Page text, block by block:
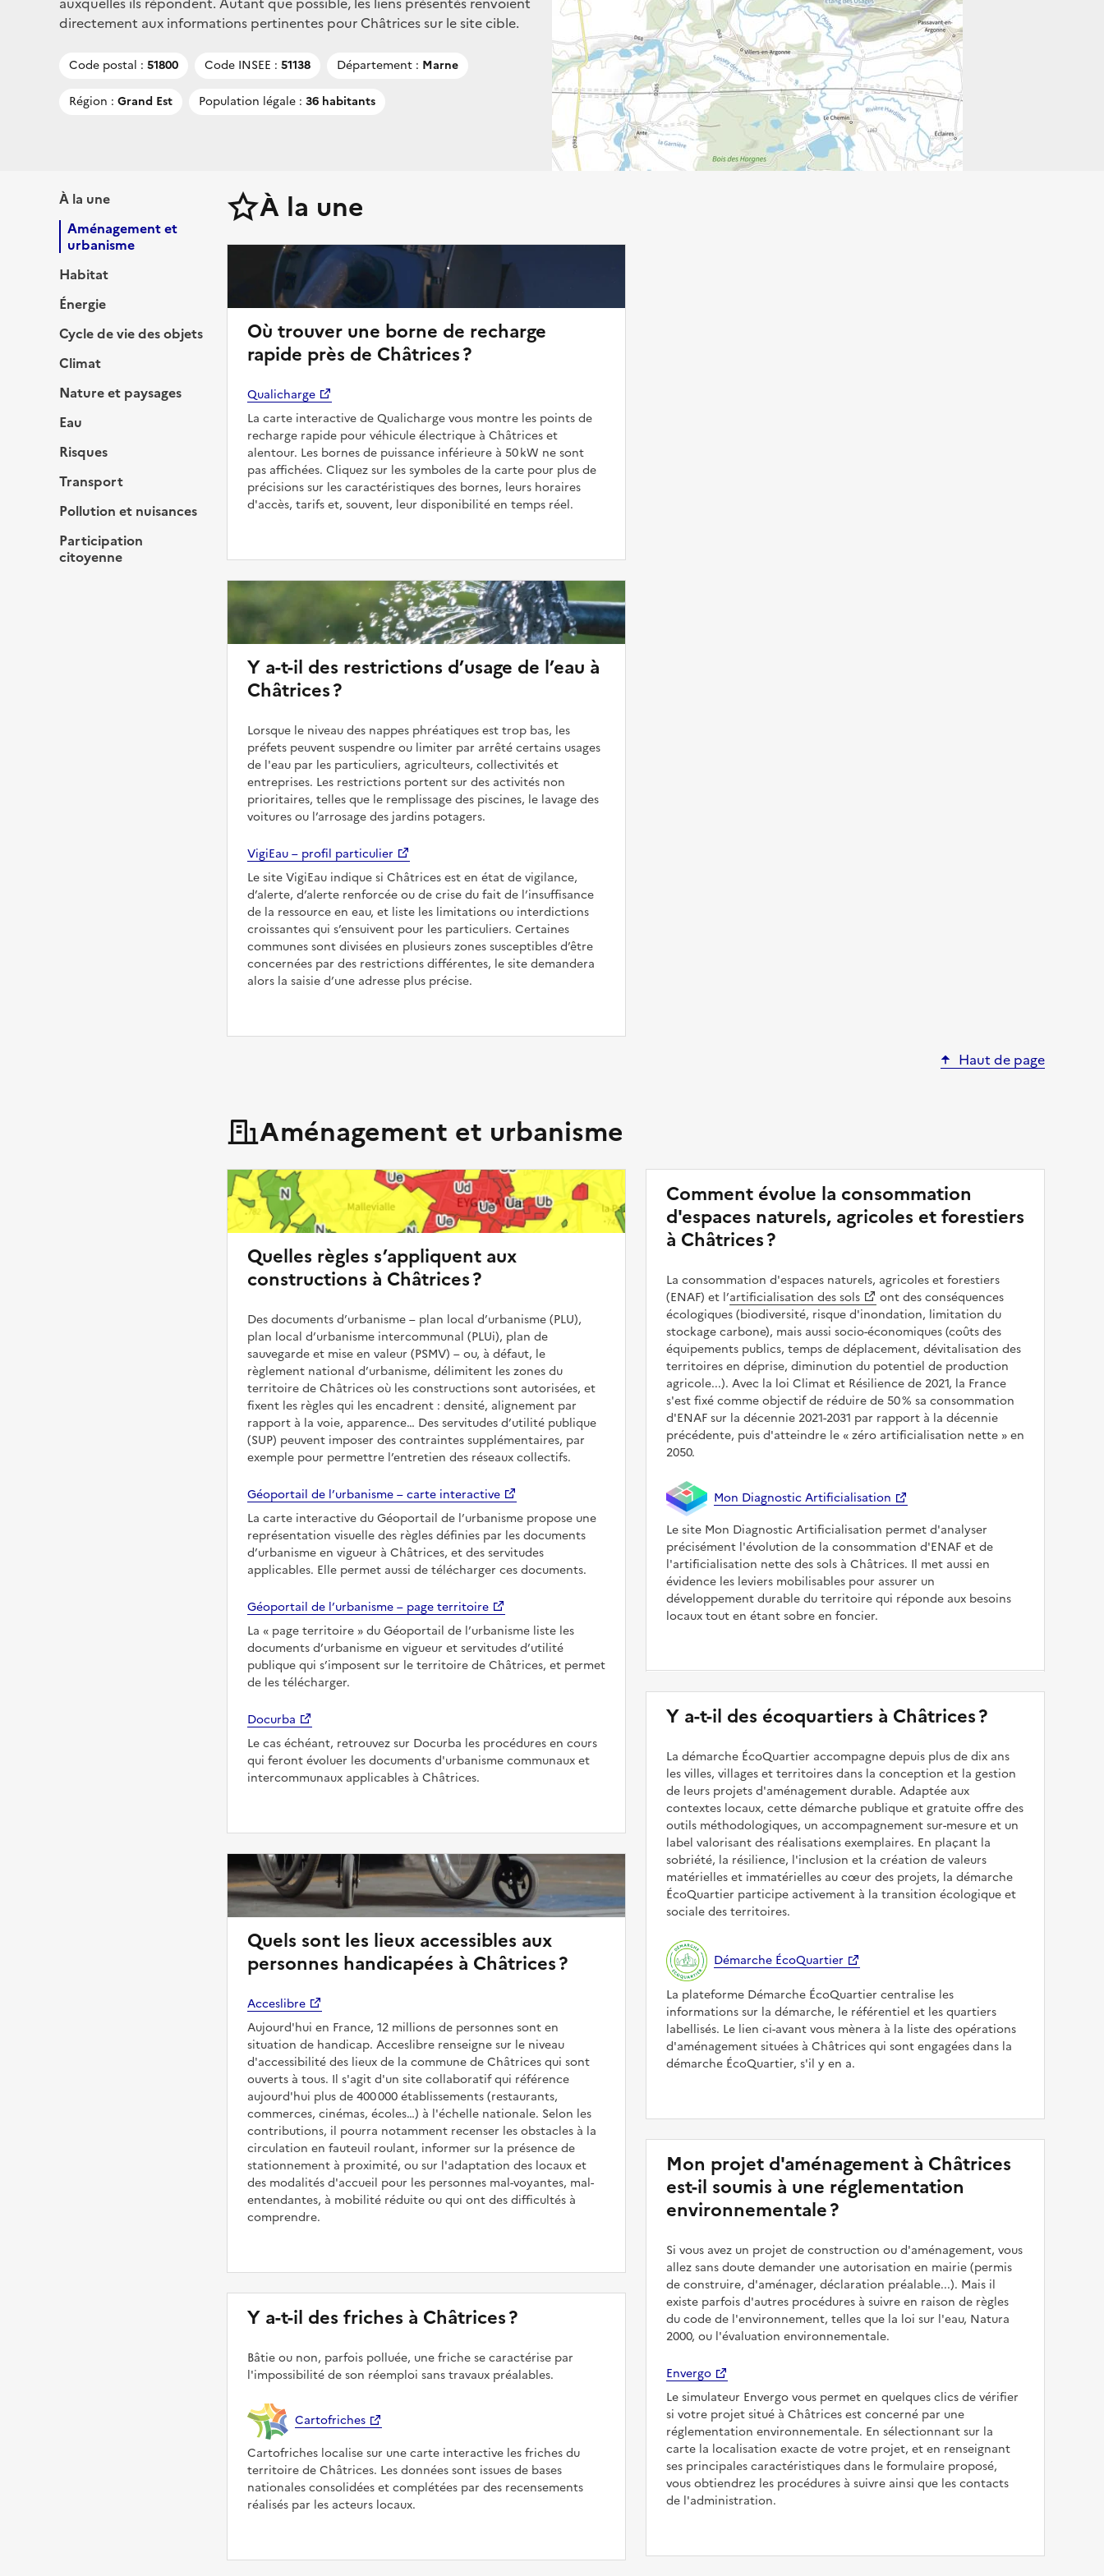
directement aux informations pertinentes pour Châtrices sur le site cible.
Code postal : 51800 Code INSEE : 51138 Département : Marne
Région : Grand Est Population légale : 36 habitants
À la une
Aménagement et
urbanisme
Habitat
Énergie
Cycle de vie des objets
Climat
Nature et paysages
Eau
Risques
Transport
Pollution et nuisances
Participation
citoyenne
À la une
Où trouver une borne de recharge
rapide près de Châtrices ?
Qualicharge
La carte interactive de Qualicharge vous montre les points de
recharge rapide pour véhicule électrique à Châtrices et
alentour. Les bornes de puissance inférieure à 50 kW ne sont
pas affichées. Cliquez sur les symboles de la carte pour plus de
précisions sur les caractéristiques des bornes, leurs horaires
d'accès, tarifs et, souvent, leur disponibilité en temps réel.
Y a-t-il des restrictions d’usage de l’eau à
Châtrices ?
Lorsque le niveau des nappes phréatiques est trop bas, les
préfets peuvent suspendre ou limiter par arrêté certains usages
de l'eau par les particuliers, agriculteurs, collectivités et
entreprises. Les restrictions portent sur des activités non
prioritaires, telles que le remplissage des piscines, le lavage des
voitures ou l’arrosage des jardins potagers.
VigiEau – profil particulier
Le site VigiEau indique si Châtrices est en état de vigilance,
d’alerte, d’alerte renforcée ou de crise du fait de l’insuffisance
de la ressource en eau, et liste les limitations ou interdictions
croissantes qui s’ensuivent pour les particuliers. Certaines
communes sont divisées en plusieurs zones susceptibles d’être
concernées par des restrictions différentes, le site demandera
alors la saisie d’une adresse plus précise.
Haut de page
Aménagement et urbanisme
Quelles règles s’appliquent aux
constructions à Châtrices ?
Des documents d’urbanisme – plan local d’urbanisme (PLU),
plan local d’urbanisme intercommunal (PLUi), plan de
sauvegarde et mise en valeur (PSMV) – ou, à défaut, le
règlement national d’urbanisme, délimitent les zones du
territoire de Châtrices où les constructions sont autorisées, et
fixent les règles qui les encadrent : densité, alignement par
rapport à la voie, apparence… Des servitudes d’utilité publique
(SUP) peuvent imposer des contraintes supplémentaires, par
exemple pour permettre l’entretien des réseaux collectifs.
Géoportail de l’urbanisme – carte interactive
La carte interactive du Géoportail de l’urbanisme propose une
représentation visuelle des règles définies par les documents
d’urbanisme en vigueur à Châtrices, et des servitudes
applicables. Elle permet aussi de télécharger ces documents.
Géoportail de l’urbanisme – page territoire
La
page territoire
du Géoportail de l’urbanisme liste les
documents d’urbanisme en vigueur et servitudes d’utilité
publique qui s’imposent sur le territoire de Châtrices, et permet
de les télécharger.
Docurba
Le cas échéant, retrouvez sur Docurba les procédures en cours
qui feront évoluer les documents d'urbanisme communaux et
intercommunaux applicables à Châtrices.
Quels sont les lieux accessibles aux
personnes handicapées à Châtrices ?
Acceslibre
Aujourd'hui en France, 12 millions de personnes sont en
situation de handicap. Acceslibre renseigne sur le niveau
d'accessibilité des lieux de la commune de Châtrices qui sont
ouverts à tous. Il s'agit d'un site collaboratif qui référence
aujourd'hui plus de 400 000 établissements (restaurants,
commerces, cinémas, écoles…) à l'échelle nationale. Selon les
contributions, il pourra notamment recenser les obstacles à la
circulation en fauteuil roulant, informer sur la présence de
stationnement à proximité, ou sur l'adaptation des locaux et
des modalités d'accueil pour les personnes mal-voyantes, mal-
entendantes, à mobilité réduite ou qui ont des difficultés à
comprendre.
Y a-t-il des friches à Châtrices ?
Bâtie ou non, parfois polluée, une friche se caractérise par
l'impossibilité de son réemploi sans travaux préalables.
Cartofriches
Cartofriches localise sur une carte interactive les friches du
territoire de Châtrices. Les données sont issues de bases
nationales consolidées et complétées par des recensements
réalisés par les acteurs locaux.
Comment évolue la consommation
d'espaces naturels, agricoles et forestiers
à Châtrices ?
La consommation d'espaces naturels, agricoles et forestiers
(ENAF) et l’artificialisation des sols
ont des conséquences
écologiques (biodiversité, risque d'inondation, limitation du
stockage carbone), mais aussi socio-économiques (coûts des
équipements publics, temps de déplacement, dévitalisation des
territoires en déprise, diminution du potentiel de production
agricole...). Avec la loi Climat et Résilience de 2021, la France
s'est fixé comme objectif de réduire de 50 % sa consommation
d'ENAF sur la décennie 2021-2031 par rapport à la décennie
précédente, puis d'atteindre le zéro artificialisation nette en
2050.
Mon Diagnostic Artificialisation
Le site Mon Diagnostic Artificialisation permet d'analyser
précisément l'évolution de la consommation d'ENAF et de
l'artificialisation nette des sols à Châtrices. Il met aussi en
évidence les leviers mobilisables pour assurer un
développement durable du territoire qui réponde aux besoins
locaux tout en étant sobre en foncier.
Y a-t-il des écoquartiers à Châtrices ?
La démarche ÉcoQuartier accompagne depuis plus de dix ans
les villes, villages et territoires dans la conception et la gestion
de leurs projets d'aménagement durable. Adaptée aux
contextes locaux, cette démarche publique et gratuite offre des
outils méthodologiques, un accompagnement sur-mesure et un
label valorisant des réalisations exemplaires. En plaçant la
sobriété, la résilience, l'inclusion et la création de valeurs
matérielles et immatérielles au cœur des projets, la démarche
ÉcoQuartier participe activement à la transition écologique et
sociale des territoires.
Démarche ÉcoQuartier
La plateforme Démarche ÉcoQuartier centralise les
informations sur la démarche, le référentiel et les quartiers
labellisés. Le lien ci-avant vous mènera à la liste des opérations
d'aménagement situées à Châtrices qui sont engagées dans la
démarche ÉcoQuartier, s'il y en a.
Mon projet d'aménagement à Châtrices
est-il soumis à une réglementation
environnementale ?
Si vous avez un projet de construction ou d'aménagement, vous
allez sans doute demander une autorisation en mairie (permis
de construire, d'aménager, déclaration préalable...). Mais il
existe parfois d'autres procédures à suivre en raison de règles
du code de l'environnement, telles que la loi sur l'eau, Natura
2000, ou l'évaluation environnementale.
Envergo
Le simulateur Envergo vous permet en quelques clics de vérifier
si votre projet situé à Châtrices est concerné par une
réglementation environnementale. En sélectionnant sur la
carte la localisation exacte de votre projet, et en renseignant
ses principales caractéristiques dans le formulaire proposé,
vous obtiendrez les procédures à suivre ainsi que les contacts
de l'administration.